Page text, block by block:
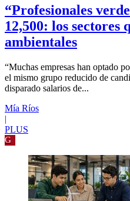
“Profesionales
12,500: los sectores
ambientales
“Muchas empresas han optado
el mismo grupo reducido de
disparado salarios de...
Mía Ríos
|
PLUS
G